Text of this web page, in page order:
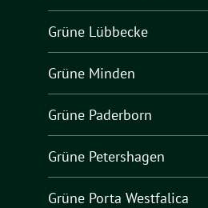
Grüne Lübbecke
Grüne Minden
Grüne Paderborn
Grüne Petershagen
Grüne Porta Westfalica